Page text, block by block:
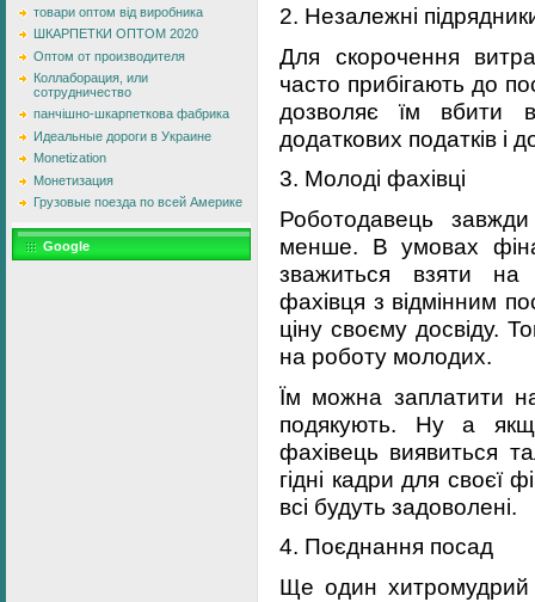
товари оптом від виробника
ШКАРПЕТКИ ОПТОМ 2020
Оптом от производителя
Коллаборация, или
сотрудничество
панчішно-шкарпеткова фабрика
Идеальные дороги в Украине
Monetization
Монетизация
Грузовые поезда по всей Америке
Google
2. Незалежні
Для скорочення
часто прибігають до
дозволяє їм вбити
додаткових податків і
3. Молоді фахівці
Роботодавець
менше. В умовах
зважиться взяти на
фахівця з відмінним
ціну своєму досвіду.
на роботу молодих.
Їм можна заплатити
подякують. Ну а
фахівець виявиться
гідні кадри для своєї
всі будуть задоволені.
4. Поєднання посад
Ще один